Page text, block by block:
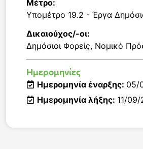
Μέτρο:
Υπομέτρο 19.2 - Έργα
Δικαιούχος/-οι:
Δημόσιοι Φορείς, Νομικό
Ημερομηνίες
Ημερομηνία έναρξης: 05/
Ημερομηνία λήξης: 11/